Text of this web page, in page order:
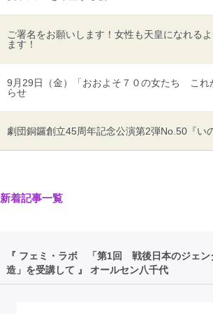
ご署名をお願いします！女性も天皇になれる
ます！
9月29日（金）「おおよそ７０の女たち これ
らせ
劇団銅鑼創立45周年記念公演第2弾No.50『い
新着記事一覧
『 フェミ・ラボ 「第1回 戦後日本のジェン
造」を受講して 』 オールセン八千代